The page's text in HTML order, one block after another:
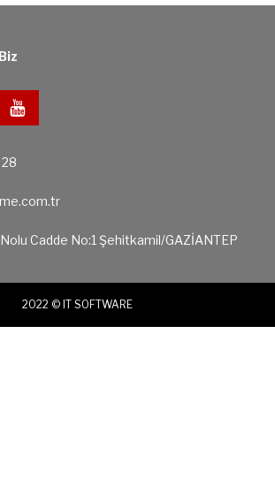
Cadde No:1 Şehitkamil/GAZİANTEP‎
2022 © IT SOFTWARE